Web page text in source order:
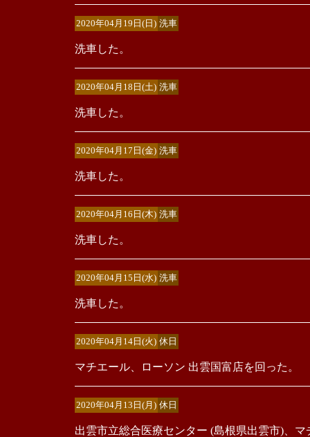
2020年04月19日(日) 洗車
洗車した。
2020年04月18日(土) 洗車
洗車した。
2020年04月17日(金) 洗車
洗車した。
2020年04月16日(木) 洗車
洗車した。
2020年04月15日(水) 洗車
洗車した。
2020年04月14日(火) 休日
マチエール、ローソン 出雲国富店を回った。
2020年04月13日(月) 休日
出雲市立総合医療センター (島根県出雲市)、